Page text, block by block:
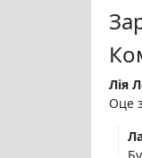
Лія
Оце